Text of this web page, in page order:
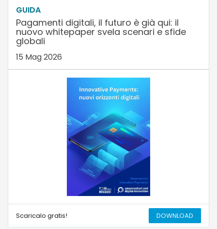
GUIDA
Pagamenti digitali, il futuro è già qui: il
nuovo whitepaper svela scenari e sfide
globali
15 Mag 2026
Scaricalo gratis! DOWNLOAD